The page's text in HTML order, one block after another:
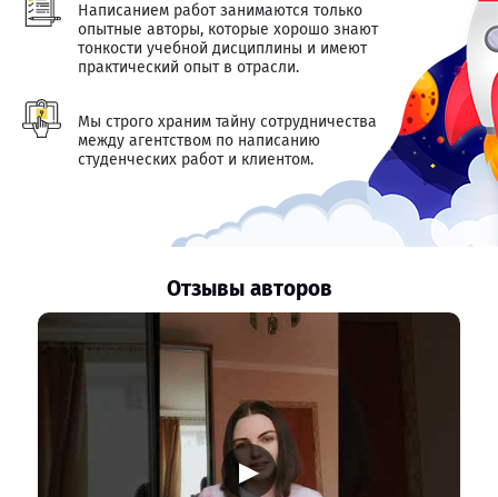
Написанием работ занимаются только
опытные авторы, которые хорошо знают
тонкости учебной дисциплины и имеют
практический опыт в отрасли.
Мы строго храним тайну сотрудничества
между агентством по написанию
студенческих работ и клиентом.
Отзывы авторов
▶